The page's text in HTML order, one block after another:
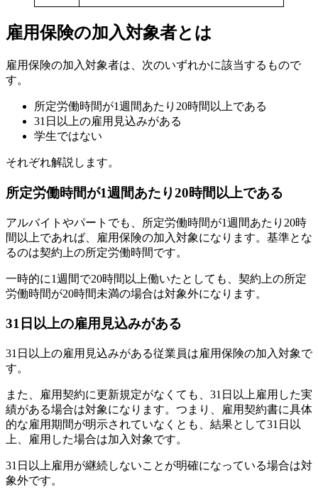
雇用保険の加入対象者とは
雇用保険の加入対象者は、次のいずれかに該当するもので
す。
所定労働時間が1週間あたり20時間以上である
31日以上の雇用見込みがある
学生ではない
それぞれ解説します。
所定労働時間が1週間あたり20時間以上である
アルバイトやパートでも、所定労働時間が1週間あたり20時
間以上であれば、雇用保険の加入対象になります。基準とな
るのは契約上の所定労働時間です。
一時的に1週間で20時間以上働いたとしても、契約上の所定
労働時間が20時間未満の場合は対象外になります。
31日以上の雇用見込みがある
31日以上の雇用見込みがある従業員は雇用保険の加入対象で
す。
また、雇用契約に更新規定がなくても、31日以上雇用した実
績がある場合は対象になります。つまり、雇用契約書に具体
的な雇用期間が明示されていなくとも、結果として31日以
上、雇用した場合は加入対象です。
31日以上雇用が継続しないことが明確になっている場合は対
象外です。